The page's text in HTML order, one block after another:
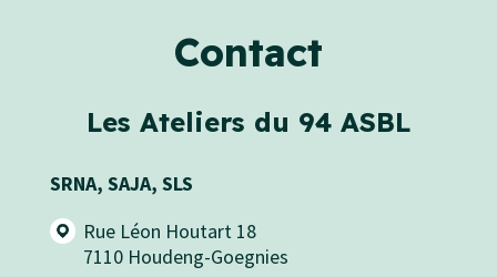
Contact
Les Ateliers du 94 ASBL
SRNA, SAJA, SLS
Rue Léon Houtart 18
7110 Houdeng-Goegnies